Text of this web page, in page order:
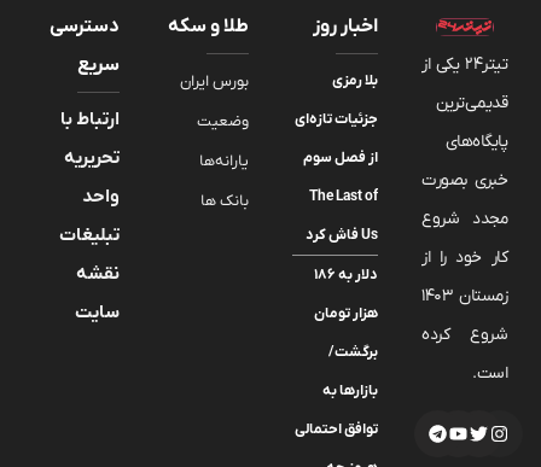
تیتر24 یکی از
قدیمی‌ترین
پایگاه‌های
خبری بصورت
مجدد شروع
کار خود را از
زمستان 1403
شروع کرده
است.
اخبار روز
بلا رمزی
جزئیات تازه‌ای
از فصل سوم
The Last of
Us فاش کرد
دلار به ۱۸۶
هزار تومان
برگشت/
بازارها به
توافق احتمالی
طلا و سکه
بورس ایران
وضعیت
یارانه‌ها
بانک ها
دسترسی
سریع
ارتباط با
تحریریه
واحد
تبلیغات
نقشه
سایت